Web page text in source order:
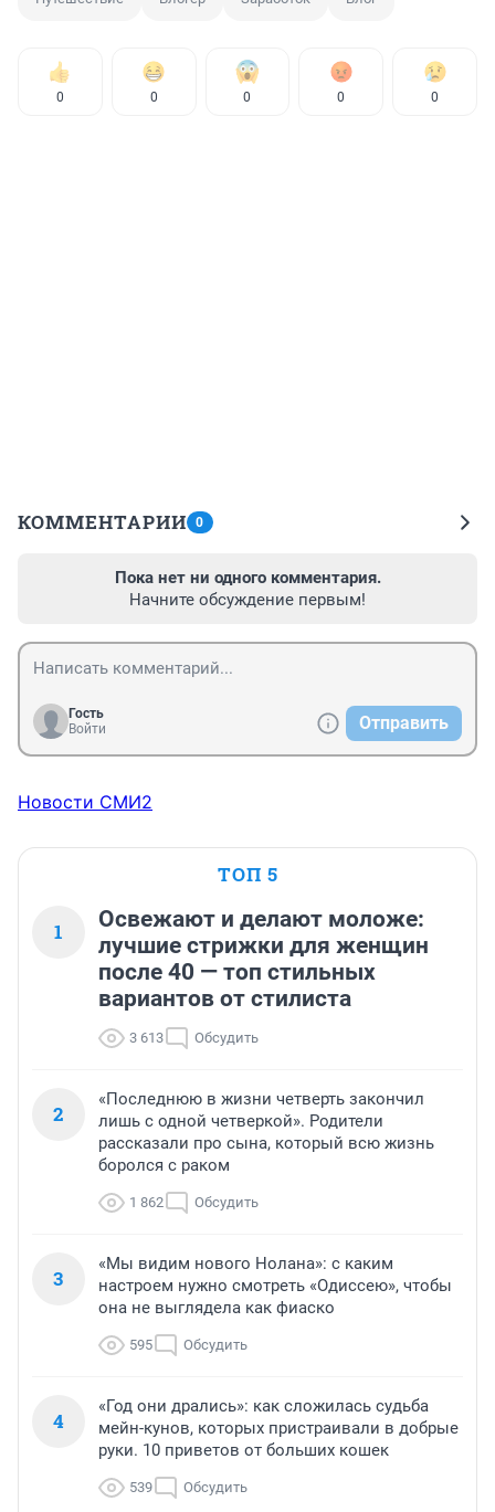
0 0 0 0 0
КОММЕНТАРИИ 0
Пока нет ни одного комментария.
Начните обсуждение первым!
Гость
Войти
Отправить
Новости СМИ2
ТОП 5
1
Освежают и делают моложе:
лучшие стрижки для женщин
после 40 — топ стильных
вариантов от стилиста
3 613 Обсудить
2
«Последнюю в жизни четверть закончил
лишь с одной четверкой». Родители
рассказали про сына, который всю жизнь
боролся с раком
1 862 Обсудить
3
«Мы видим нового Нолана»: с каким
настроем нужно смотреть «Одиссею», чтобы
она не выглядела как фиаско
595 Обсудить
4
«Год они дрались»: как сложилась судьба
мейн-кунов, которых пристраивали в добрые
руки. 10 приветов от больших кошек
539 Обсудить